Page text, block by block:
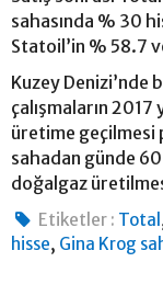
sahasında % 30
Statoil’in % 58.7
Kuzey Denizi’nde
çalışmaların 2017
üretime geçilmesi
sahadan günde
doğalgaz
Etiketler : Total
hisse, Gina Krog